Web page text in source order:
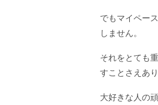
でもマイペー
しません。
それをとても
すことさえあり
大好きな人の